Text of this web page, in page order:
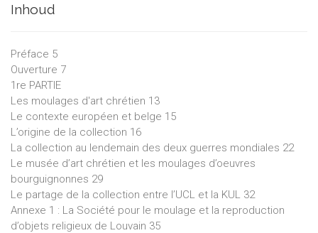
Inhoud
Préface 5
Ouverture 7
1re PARTIE
Les moulages d'art chrétien 13
Le contexte européen et belge 15
L’origine de la collection 16
La collection au lendemain des deux guerres mondiales 22
Le musée d’art chrétien et les moulages d’oeuvres
bourguignonnes 29
Le partage de la collection entre l’UCL et la KUL 32
Annexe 1 : La Société pour le moulage et la reproduction
d’objets religieux de Louvain 35